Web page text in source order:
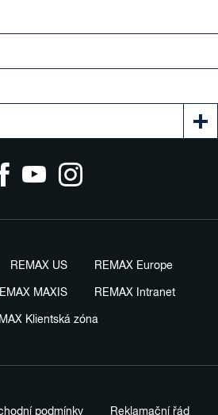
REMAX US REMAX Europe
MAXIS REMAX Intranet
Klientská zóna
podmínky Reklamační řád